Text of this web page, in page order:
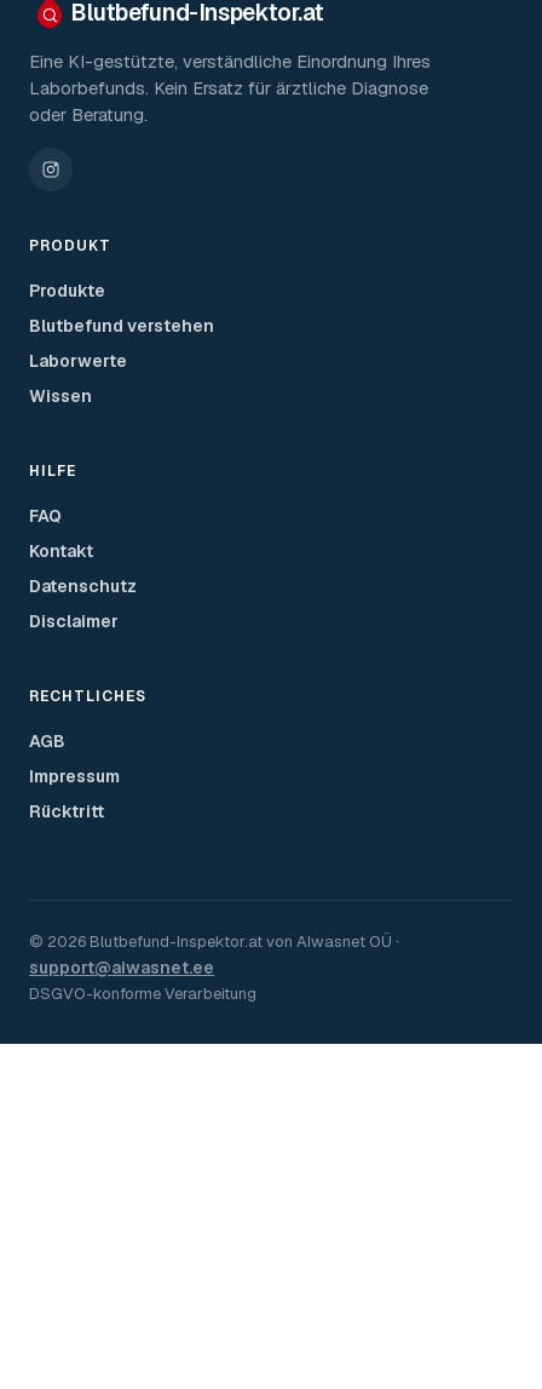
Blutbefund-Inspektor.at
Eine KI-gestützte, verständliche Einordnung Ihres
Laborbefunds. Kein Ersatz für ärztliche Diagnose
oder Beratung.
PRODUKT
Produkte
Blutbefund verstehen
Laborwerte
Wissen
HILFE
FAQ
Kontakt
Datenschutz
Disclaimer
RECHTLICHES
AGB
Impressum
Rücktritt
© 2026 Blutbefund-Inspektor.atvon AIwasnet OÜ ·
support@aiwasnet.ee
DSGVO-konforme Verarbeitung